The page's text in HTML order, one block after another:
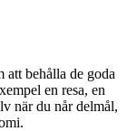
behålla de goda
en resa, en
när du når delmål,